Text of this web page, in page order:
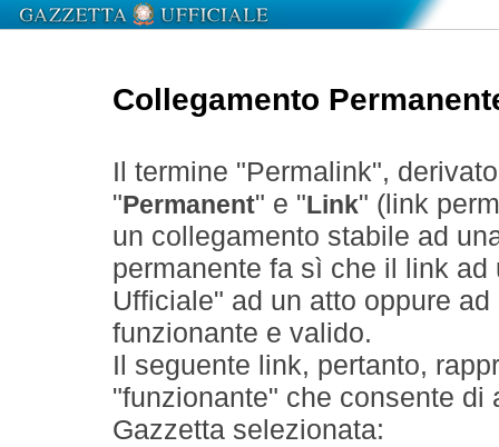
Collegamento
Il termine "Permalink",
" Permanent" e " Link" (link
un collegamento stabile ad
permanente fa sì che il link
Ufficiale" ad un atto oppure
funzionante e valido.
Il seguente link, pertanto,
"funzionante" che consente
Gazzetta selezionata: